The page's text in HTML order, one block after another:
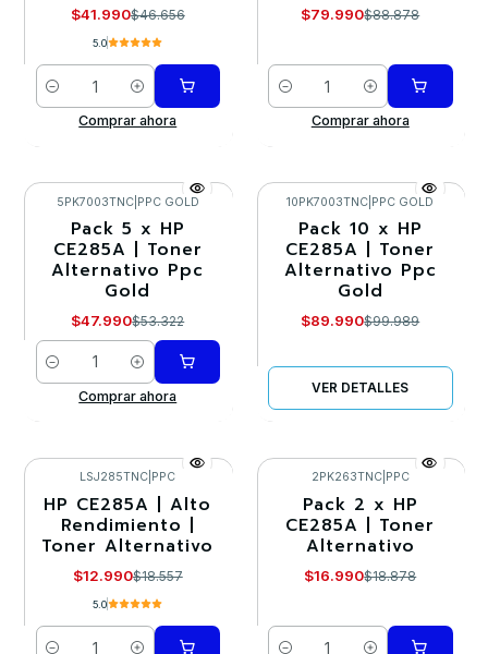
$41.990$46.656
5.0
Cantidad
Comprar ahora
$79.990$88.878
Cantidad
Comprar ahora
-10%
5PK7003TNC| PPC GOLD
Pack 5 x HP
CE285A | Toner
Alternativo Ppc
Gold
$47.990$53.322
Cantidad
Comprar ahora
-10%
Agotado
10PK7003TNC PPC GOLD
Pack 10 x HP
CE285A | Toner
Alternativo Ppc
Gold
$89.990$99.989
VER DETALLES
-30%
LSJ285TNC PPC
HP CE285A | Alto
Rendimiento |
Toner Alternativo
$12.990$18.557
5.0
-10%
2PK263TNC| PPC
Pack 2 x HP
CE285A | Toner
Alternativo
$16.990$18.878